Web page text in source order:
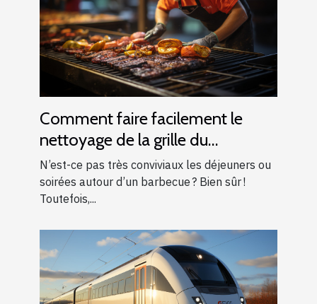
Comment faire facilement le
nettoyage de la grille du
barbecue ?
N’est-ce pas très conviviaux les déjeuners ou
soirées autour d’un barbecue ? Bien sûr !
Toutefois,...